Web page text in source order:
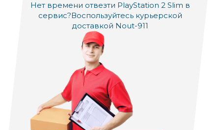
Нет времени отвезти PlayStation 2 Slim в
сервис?Воспользуйтесь курьерской
доставкой Nout-911